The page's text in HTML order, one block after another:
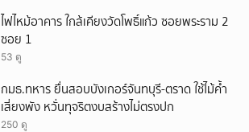
ไฟไหม้อาคาร ใกล้เคียงวัดโพธิ์แก้ว ซอยพระราม 2
ซอย 1
53 ดู
กมธ.ทหาร ยื่นสอบบังเกอร์จันทบุรี-ตราด ใช้ไม้ค้ำ
เสี่ยงพัง หวั่นทุจริตงบสร้างไม่ตรงปก
250 ดู